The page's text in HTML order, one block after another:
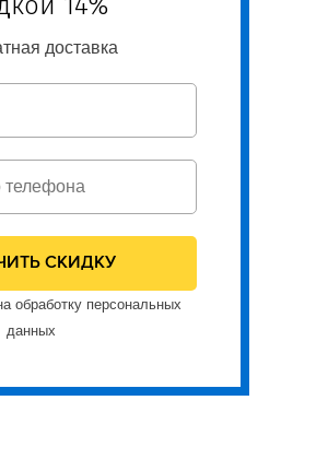
доставка
обработку персональных
данных